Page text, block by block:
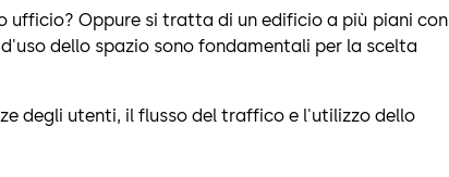
ufficio? Oppure si tratta di un edificio a più piani con
dello spazio sono fondamentali per la scelta
degli utenti, il flusso del traffico e l'utilizzo dello